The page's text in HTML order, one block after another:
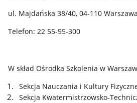
ul. Majdańska 38/40, 04-110 Warszawa
Telefon: 22 55-95-300
W skład Ośrodka Szkolenia w
Sekcja Nauczania i Kultury
Sekcja Kwatermistrzowsko-